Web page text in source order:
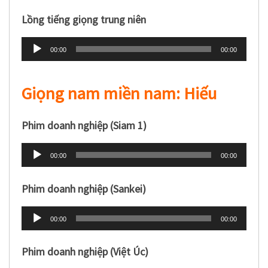
âm
thanh
Lồng tiếng giọng trung niên
Trình
phát
thanh
00:00 00:00
Giọng nam miền nam: Hiếu
Phim doanh nghiệp (Siam 1)
Trình
phát
âm
00:00 00:00
Phim doanh nghiệp (Sankei)
Trình
phát
âm
00:00 00:00
Phim doanh nghiệp (Việt Úc)